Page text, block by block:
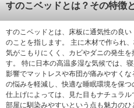
すのこベッドとは？その特徴
すのこベッドとは、床板に通気性の良
のことを指します。 主に木材で作られ
気がこもりにくく、カビやダニの発生
す。 特に日本の高温多湿な気候では、
影響でマットレスや布団が痛みやすく
の悩みを軽減し、快適な睡眠環境を保
仕上げによっては、見た目もナチュラ
部屋に馴染みやすいという点も魅力の